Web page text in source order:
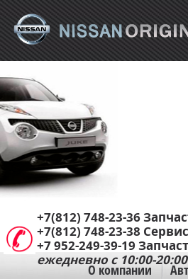
О компании
+7(812) 748-23-36
+7(812) 748-23-38 Сервис
+7 952-249-39-19
ежедневно с 10:00-20:00